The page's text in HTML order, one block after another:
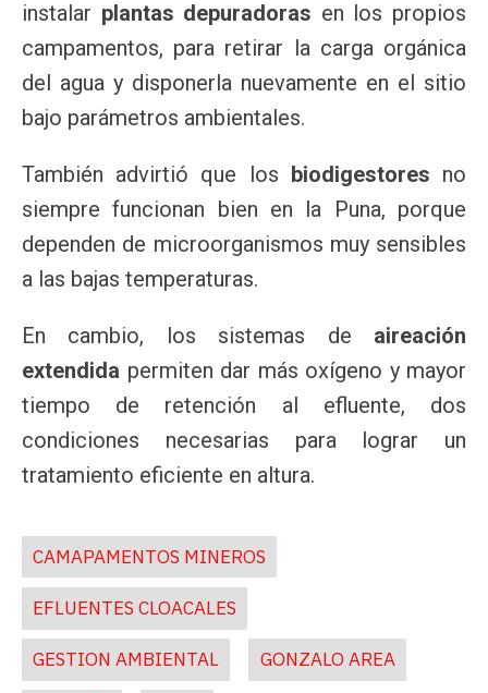
instalar plantas depuradoras en los propios
campamentos, para retirar la carga orgánica
del agua y disponerla nuevamente en el sitio
bajo parámetros ambientales.
También advirtió que los biodigestores no
siempre funcionan bien en la Puna, porque
dependen de microorganismos muy sensibles
a las bajas temperaturas.
En cambio, los sistemas de aireación
extendida permiten dar más oxígeno y mayor
tiempo de retención al efluente, dos
condiciones necesarias para lograr un
tratamiento eficiente en altura.
CAMAPAMENTOS MINEROS
EFLUENTES CLOACALES
GESTION AMBIENTAL GONZALO AREA